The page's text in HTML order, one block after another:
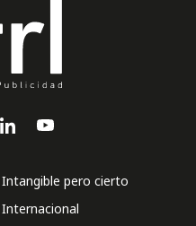
Intangible pero cierto
Internacional